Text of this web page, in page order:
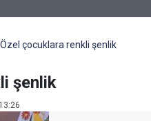
Özel çocuklara renkli şenlik
şenlik